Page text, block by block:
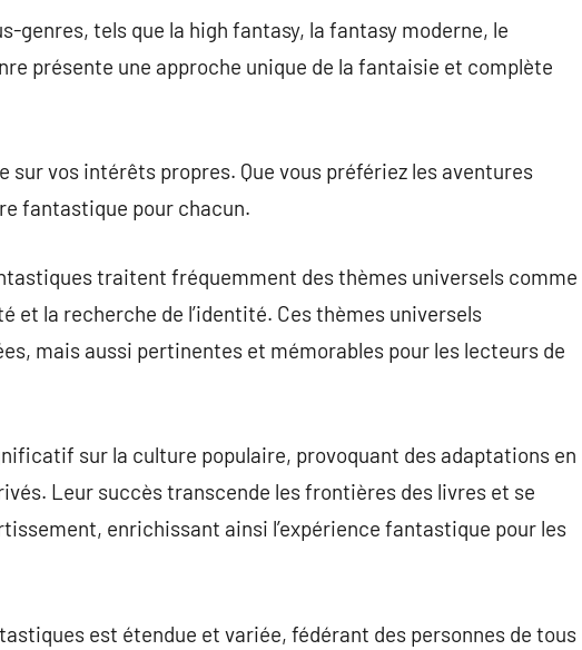
genres, tels que la high fantasy, la fantasy moderne, le
présente une approche unique de la fantaisie et complète
vos intérêts propres. Que vous préfériez les aventures
fantastique pour chacun.
traitent fréquemment des thèmes universels comme
et la recherche de l’identité. Ces thèmes universels
mais aussi pertinentes et mémorables pour les lecteurs de
sur la culture populaire, provoquant des adaptations en
Leur succès transcende les frontières des livres et se
enrichissant ainsi l’expérience fantastique pour les
est étendue et variée, fédérant des personnes de tous